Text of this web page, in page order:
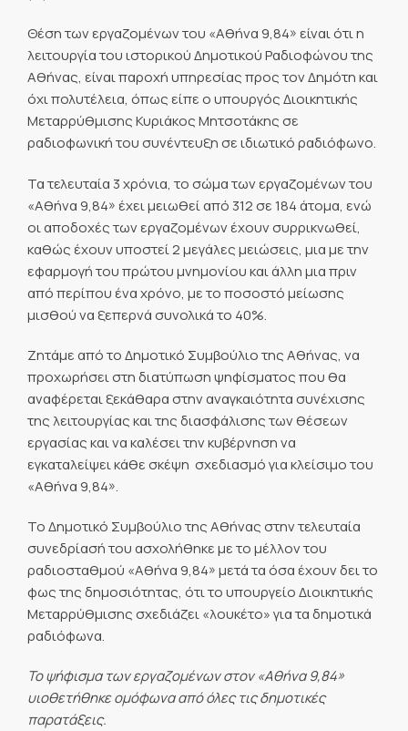
Θέση των εργαζομένων του «Αθήνα 9,84» είναι ότι η
λειτουργία του ιστορικού Δημοτικού Ραδιοφώνου της
Αθήνας, είναι παροχή υπηρεσίας προς τον Δημότη και
όχι πολυτέλεια, όπως είπε ο υπουργός Διοικητικής
Μεταρρύθμισης Κυριάκος Μητσοτάκης σε
ραδιοφωνική του συνέντευξη σε ιδιωτικό ραδιόφωνο.
Τα τελευταία 3 χρόνια, το σώμα των εργαζομένων του
«Αθήνα 9,84» έχει μειωθεί από 312 σε 184 άτομα, ενώ
οι αποδοχές των εργαζομένων έχουν συρρικνωθεί,
καθώς έχουν υποστεί 2 μεγάλες μειώσεις, μια με την
εφαρμογή του πρώτου μνημονίου και άλλη μια πριν
από περίπου ένα χρόνο, με το ποσοστό μείωσης
μισθού να ξεπερνά συνολικά το 40%.
Ζητάμε από το Δημοτικό Συμβούλιο της Αθήνας, να
προχωρήσει στη διατύπωση ψηφίσματος που θα
αναφέρεται ξεκάθαρα στην αναγκαιότητα συνέχισης
της λειτουργίας και της διασφάλισης των θέσεων
εργασίας και να καλέσει την κυβέρνηση να
εγκαταλείψει κάθε σκέψη  σχεδιασμό για κλείσιμο του
«Αθήνα 9,84».
Το Δημοτικό Συμβούλιο της Αθήνας στην τελευταία
συνεδρίασή του ασχολήθηκε με το μέλλον του
ραδιοσταθμού «Αθήνα 9,84» μετά τα όσα έχουν δει το
φως της δημοσιότητας, ότι το υπουργείο Διοικητικής
Μεταρρύθμισης σχεδιάζει «λουκέτο» για τα δημοτικά
ραδιόφωνα.
Το ψήφισμα των εργαζομένων στον «Αθήνα 9,84»
υιοθετήθηκε ομόφωνα από όλες τις δημοτικές
παρατάξεις.